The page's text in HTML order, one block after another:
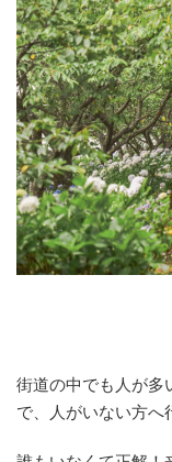
街道の中でも人が多
で、人がいない方へ